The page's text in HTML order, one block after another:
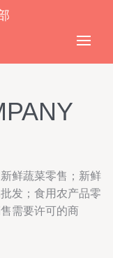
鲜蔬菜零售；新鲜
发；食用农产品零
需要许可的商